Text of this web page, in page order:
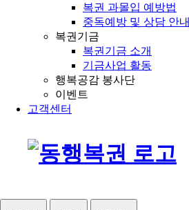
복권 과몰입 예방법
중독예방 및 상담 안내
복권기금
복권기금 소개
기금사업 활동
행복공감 봉사단
이벤트
고객센터